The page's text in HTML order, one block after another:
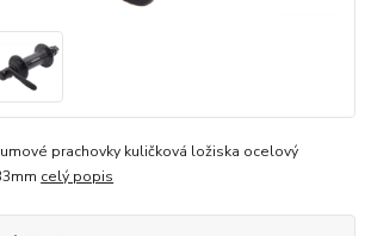
prachovky kuličková ložiska ocelový
celý popis